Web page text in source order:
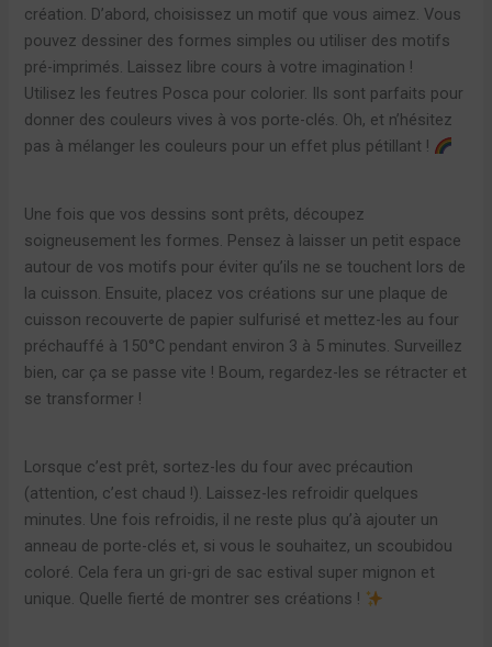
création. D’abord, choisissez un motif que vous aimez. Vous
pouvez dessiner des formes simples ou utiliser des motifs
pré-imprimés. Laissez libre cours à votre imagination !
Utilisez les feutres Posca pour colorier. Ils sont parfaits pour
donner des couleurs vives à vos porte-clés. Oh, et n’hésitez
pas à mélanger les couleurs pour un effet plus pétillant !
Une fois que vos dessins sont prêts, découpez
soigneusement les formes. Pensez à laisser un petit espace
autour de vos motifs pour éviter qu’ils ne se touchent lors de
la cuisson. Ensuite, placez vos créations sur une plaque de
cuisson recouverte de papier sulfurisé et mettez-les au four
préchauffé à 150°C pendant environ 3 à 5 minutes. Surveillez
bien, car ça se passe vite ! Boum, regardez-les se rétracter et
se transformer !
Lorsque c’est prêt, sortez-les du four avec précaution
(attention, c’est chaud !). Laissez-les refroidir quelques
minutes. Une fois refroidis, il ne reste plus qu’à ajouter un
anneau de porte-clés et, si vous le souhaitez, un scoubidou
coloré. Cela fera un gri-gri de sac estival super mignon et
unique. Quelle fierté de montrer ses créations !